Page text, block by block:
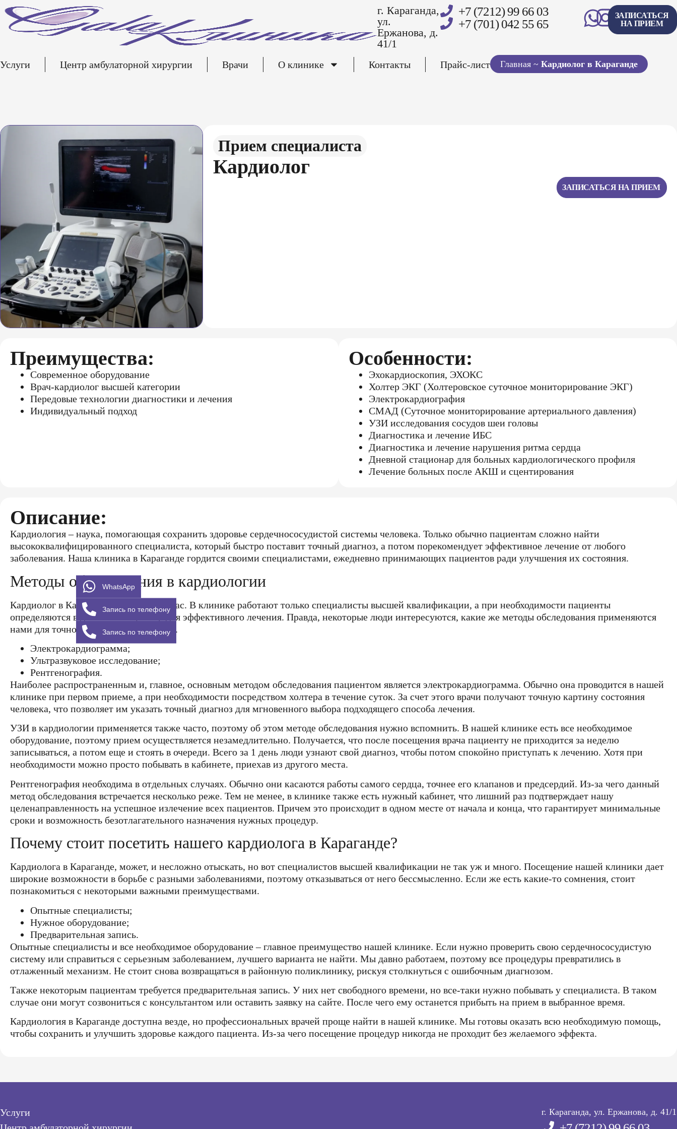
г. Караганда,
ул.
Ержанова, д.
41/1
+7 (7212) 99 66 03
+7 (701) 042 55 65
ЗАПИСАТЬСЯ
НА ПРИЕМ
Услуги Центр амбулаторной хирургии Врачи О клинике Контакты Прайс-лист Главная ~ Кардиoлoг в Караганде
Прием специалиста
Кардиoлoг
ЗАПИСАТЬСЯ НА ПРИЕМ
Преимущества:
Современное оборудование
Врач-кардиолог высшей категории
Передовые технологии диагностики и лечения
Индивидуальный подход
Особенности:
Эхокардиоскопия, ЭХОКС
Холтер ЭКГ (Холтеровское суточное мониторирование ЭКГ)
Электрокардиография
СМАД (Суточное мониторирование артериального давления)
УЗИ исследования сосудов шеи головы
Диагностика и лечение ИБС
Диагностика и лечение нарушения ритма сердца
Дневной стационар для больных кардиологического профиля
Лечение больных после АКШ и сцентирования
Описание:
Кардиология – наука, помогающая сохранить здоровье сердечнососудистой системы человека. Только обычно пациентам сложно найти
высококвалифицированного специалиста, который быстро поставит точный диагноз, а потом порекомендует эффективное лечение от любого
заболевания. Наша клиника в Караганде гордится своими специалистами, ежедневно принимающих пациентов ради улучшения их состояния.
Методы обследования в кардиологии
Кардиолог в Караганде принимает у нас. В клинике работают только специалисты высшей квалификации, а при необходимости пациенты
определяются в дневной стационар для эффективного лечения. Правда, некоторые люди интересуются, какие же методы обследования применяются
нами для точной постановки диагноза.
Электрокардиограмма;
Ультразвуковое исследование;
Рентгенография.
Наиболее распространенным и, главное, основным методом обследования пациентом является электрокардиограмма. Обычно она проводится в нашей
клинике при первом приеме, а при необходимости посредством холтера в течение суток. За счет этого врачи получают точную картину состояния
человека, что позволяет им указать точный диагноз для мгновенного выбора подходящего способа лечения.
УЗИ в кардиологии применяется также часто, поэтому об этом методе обследования нужно вспомнить. В нашей клинике есть все необходимое
оборудование, поэтому прием осуществляется незамедлительно. Получается, что после посещения врача пациенту не приходится за неделю
записываться, а потом еще и стоять в очереди. Всего за 1 день люди узнают свой диагноз, чтобы потом спокойно приступать к лечению. Хотя при
необходимости можно просто побывать в кабинете, приехав из другого места.
Рентгенография необходима в отдельных случаях. Обычно они касаются работы самого сердца, точнее его клапанов и предсердий. Из-за чего данный
метод обследования встречается несколько реже. Тем не менее, в клинике также есть нужный кабинет, что лишний раз подтверждает нашу
целенаправленность на успешное излечение всех пациентов. Причем это происходит в одном месте от начала и конца, что гарантирует минимальные
сроки и возможность безотлагательного назначения нужных процедур.
Почему стоит посетить нашего кардиолога в Караганде?
Кардиолога в Караганде, может, и несложно отыскать, но вот специалистов высшей квалификации не так уж и много. Посещение нашей клиники дает
широкие возможности в борьбе с разными заболеваниями, поэтому отказываться от него бессмысленно. Если же есть какие-то сомнения, стоит
познакомиться с некоторыми важными преимуществами.
Опытные специалисты;
Нужное оборудование;
Предварительная запись.
Опытные специалисты и все необходимое оборудование – главное преимущество нашей клинике. Если нужно проверить свою сердечнососудистую
систему или справиться с серьезным заболеванием, лучшего варианта не найти. Мы давно работаем, поэтому все процедуры превратились в
отлаженный механизм. Не стоит снова возвращаться в районную поликлинику, рискуя столкнуться с ошибочным диагнозом.
Также некоторым пациентам требуется предварительная запись. У них нет свободного времени, но все-таки нужно побывать у специалиста. В таком
случае они могут созвониться с консультантом или оставить заявку на сайте. После чего ему останется прибыть на прием в выбранное время.
Кардиология в Караганде доступна везде, но профессиональных врачей проще найти в нашей клинике. Мы готовы оказать всю необходимую помощь,
чтобы сохранить и улучшить здоровье каждого пациента. Из-за чего посещение процедур никогда не проходит без желаемого эффекта.
Услуги
г. Караганда, ул. Ержанова, д. 41/1
WhatsApp
Запись по телефону
Запись по телефону